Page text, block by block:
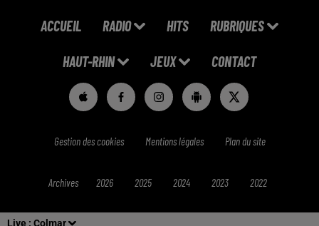
Live : Colmar
ACCUEIL RADIO HITS RUBRIQUES
HAUT-RHIN JEUX CONTACT
Gestion des cookies Mentions légales Plan du site
Archives 2026 2025 2024 2023 2022